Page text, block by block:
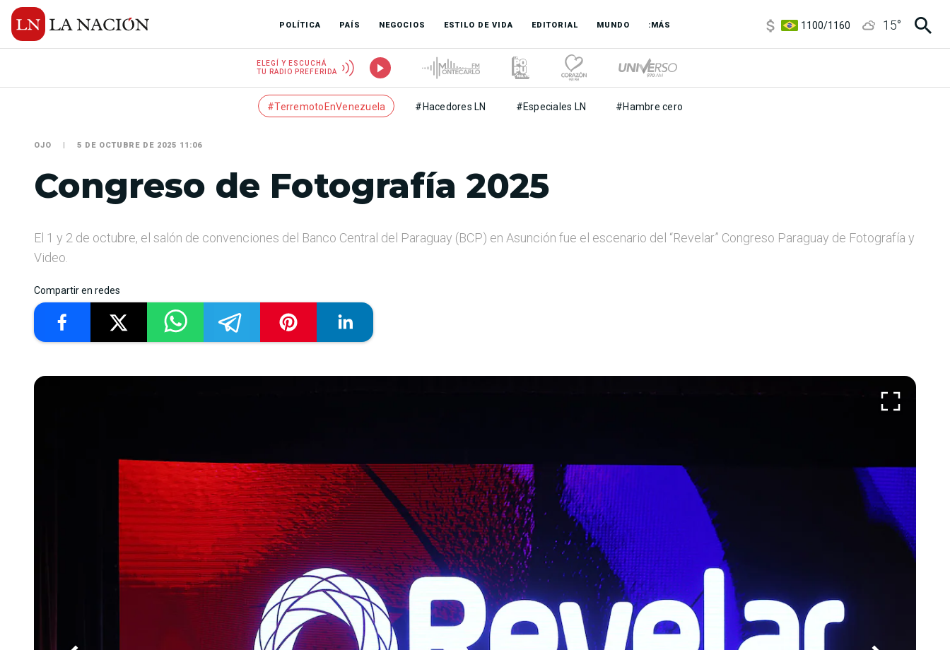
POLÍTICA PAÍS NEGOCIOS ESTILO DE VIDA EDITORIAL MUNDO :MÁS
3,8/4
6850/7200
15°
ELEGÍ Y ESCUCHÁ
TU RADIO PREFERIDA
#TerremotoEnVenezuela #Hacedores LN #Especiales LN #Hambre cero
OJO 5 DE OCTUBRE DE 2025 11:06
Congreso de Fotografía 2025
El 1 y 2 de octubre, el salón de convenciones del Banco Central del Paraguay (BCP) en Asunción fue el escenario del “Revelar” Congreso Paraguay de Fotografía y
Video.
Compartir en redes